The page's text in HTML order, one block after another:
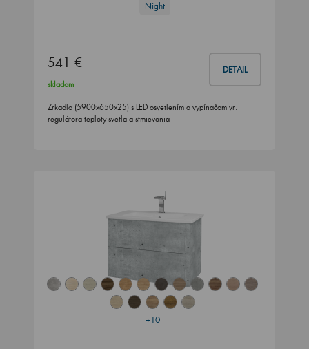
Night
541 € DETAIL
skladom
Zrkadlo (5900x650x25) s LED osvetlením a vypínačom vr.
regulátora teploty svetla a stmievania
+10